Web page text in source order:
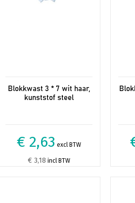
Blokkwast 3 * 7 wit haar,
kunststof steel
€ 2,63 excl BTW
€ 3,18 incl BTW